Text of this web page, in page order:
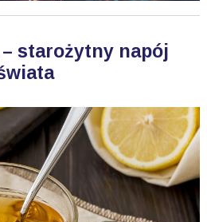
starożytny napój